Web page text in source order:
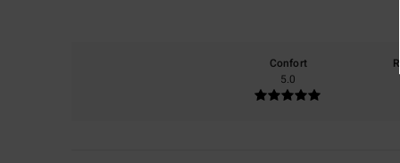
Confort
5.0